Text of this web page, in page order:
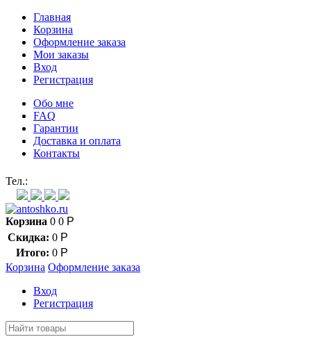
Главная
Корзина
Оформление заказа
Мои заказы
Вход
Регистрация
Обо мне
FAQ
Гарантии
Доставка и оплата
Контакты
Тел.:
Корзина 0 0 Р
Скидка: 0 Р
Итого: 0 Р
Корзина Оформление заказа
Вход
Регистрация